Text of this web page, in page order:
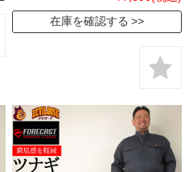
在庫を確認する